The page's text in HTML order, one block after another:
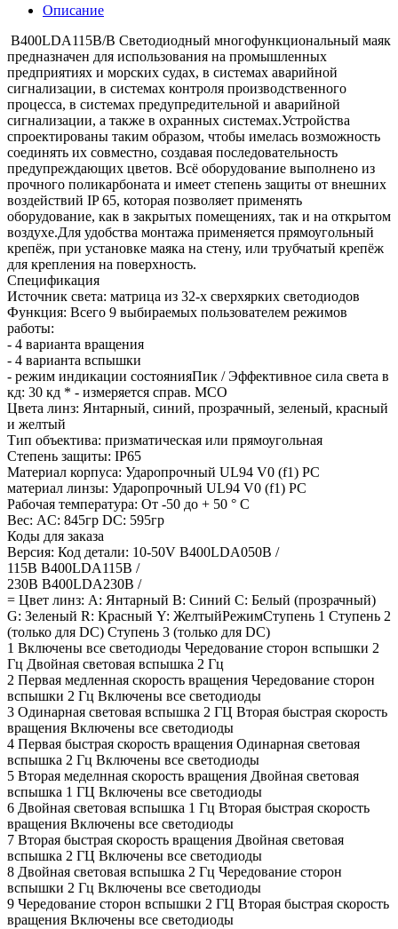
Описание
B400LDA115B/B Светодиодный многофункциональный маяк
предназначен для использования на промышленных
предприятиях и морских судах, в системах аварийной
сигнализации, в системах контроля производственного
процесса, в системах предупредительной и аварийной
сигнализации, а также в охранных системах.Устройства
спроектированы таким образом, чтобы имелась возможность
соединять их совместно, создавая последовательность
предупреждающих цветов. Всё оборудование выполнено из
прочного поликарбоната и имеет степень защиты от внешних
воздействий IP 65, которая позволяет применять
оборудование, как в закрытых помещениях, так и на открытом
воздухе.Для удобства монтажа применяется прямоугольный
крепёж, при установке маяка на стену, или трубчатый крепёж
для крепления на поверхность.
Спецификация
Источник света: матрица из 32-х сверхярких светодиодов
Функция: Всего 9 выбираемых пользователем режимов
работы:
- 4 варианта вращения
- 4 варианта вспышки
- режим индикации состоянияПик / Эффективное сила света в
кд: 30 кд * - измеряется справ. МСО
Цвета линз: Янтарный, синий, прозрачный, зеленый, красный
и желтый
Тип объектива: призматическая или прямоугольная
Степень защиты: IP65
Материал корпуса: Ударопрочный UL94 V0 (f1) PC
материал линзы: Ударопрочный UL94 V0 (f1) PC
Рабочая температура: От -50 до + 50 ° C
Вес: AC: 845гр DC: 595гр
Коды для заказа
Версия: Код детали: 10-50V B400LDA050B /
115В B400LDA115B /
230В B400LDA230B /
= Цвет линз: A: Янтарный B: Синий C: Белый (прозрачный)
G: Зеленый R: Красный Y: ЖелтыйРежимСтупень 1 Ступень 2
(только для DC) Ступень 3 (только для DC)
1 Включены все светодиоды Чередование сторон вспышки 2
Гц Двойная световая вспышка 2 Гц
2 Первая медленная скорость вращения Чередование сторон
вспышки 2 Гц Включены все светодиоды
3 Одинарная световая вспышка 2 ГЦ Вторая быстрая скорость
вращения Включены все светодиоды
4 Первая быстрая скорость вращения Одинарная световая
вспышка 2 Гц Включены все светодиоды
5 Вторая меделнная скорость вращения Двойная световая
вспышка 1 ГЦ Включены все светодиоды
6 Двойная световая вспышка 1 Гц Вторая быстрая скорость
вращения Включены все светодиоды
7 Вторая быстрая скорость вращения Двойная световая
вспышка 2 ГЦ Включены все светодиоды
8 Двойная световая вспышка 2 Гц Чередование сторон
вспышки 2 Гц Включены все светодиоды
9 Чередование сторон вспышки 2 ГЦ Вторая быстрая скорость
вращения Включены все светодиоды